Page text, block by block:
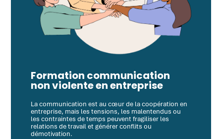
Formation communication
non violente en entreprise
La communication est au cœur de la coopération en
entreprise, mais les tensions, les malentendus ou
les contraintes de temps peuvent fragiliser les
relations de travail et générer conflits ou
démotivation.